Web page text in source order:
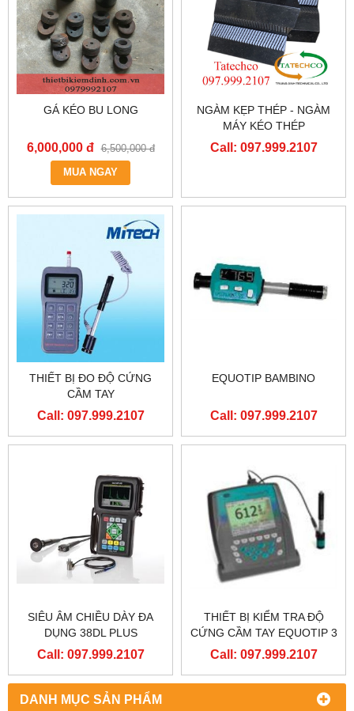
DANH MỤC SẢN PHẨM
GÁ KÉO BU LONG
6,000,000 đ 6,500,000 đ
MUA NGAY
NGÀM KẸP THÉP - NGÀM
MÁY KÉO THÉP
Call: 097.999.2107
THIẾT BỊ ĐO ĐỘ CỨNG
CẦM TAY
Call: 097.999.2107
EQUOTIP BAMBINO
Call: 097.999.2107
SIÊU ÂM CHIỀU DÀY ĐA
DỤNG 38DL PLUS
Call: 097.999.2107
THIẾT BỊ KIỂM TRA ĐỘ
CỨNG CẦM TAY EQUOTIP 3
Call: 097.999.2107